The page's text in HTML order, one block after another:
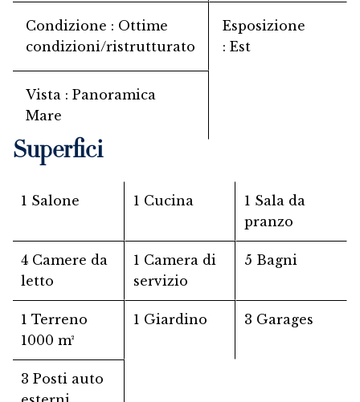
Condizione
Ottime
condizioni/ristrutturato
Esposizione
Est
Vista
Panoramica
Mare
Superfici
1 Salone 1 Cucina
1 Sala da
pranzo
4 Camere da
letto
1 Camera di
servizio
5 Bagni
1 Terreno
1000 m²
1 Giardino 3 Garages
3 Posti auto